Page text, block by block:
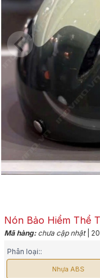
Nón Bảo Hiểm Thể
Mã hàng:chưa cập nhật|
Phân loại::
Nhựa ABS